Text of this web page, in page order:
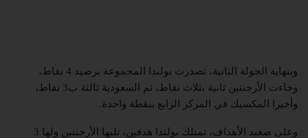
وبنهاية الجولة الثانية، تصدرت بولندا المجموعة برصيد 4 نقاط،
وجاءت الأرجنتين ثانية بثلاث نقاط، ثم السعودية ثالثة ب3 نقاط،
وأخيرا المكسيك في المركز الرابع بنقطة واحدة.
وعلى صعيد الأهداف، تمتلك بولندا هدفين، تليها الأرجنتين ولها 3